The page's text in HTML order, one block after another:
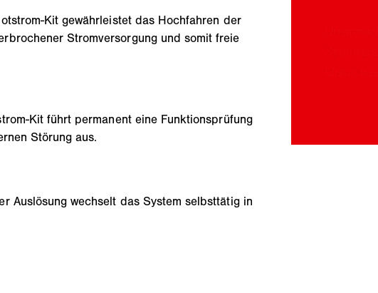
Kit gewährleistet das Hochfahren der
Stromversorgung und somit freie
Kit führt permanent eine Funktionsprüfung
Störung aus.
Auslösung wechselt das System selbsttätig in